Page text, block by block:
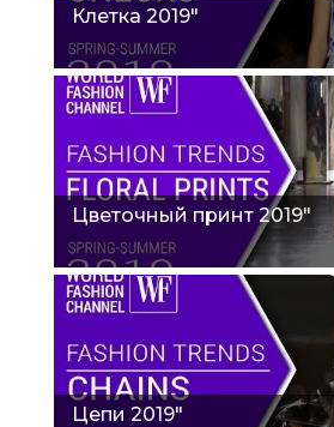
Клетка 2019"
Цветочный принт 2019"
Цепи 2019"